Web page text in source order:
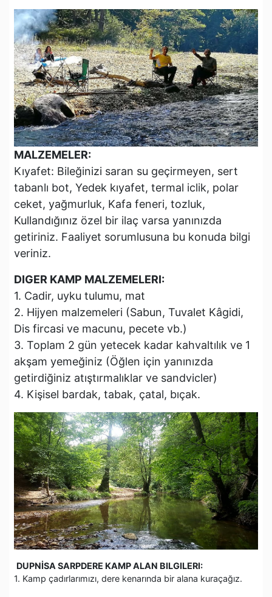
MALZEMELER:
Kıyafet: Bileğinizi saran su geçirmeyen, sert
tabanlı bot, Yedek kıyafet, termal iclik, polar
ceket, yağmurluk, Kafa feneri, tozluk,
Kullandığınız özel bir ilaç varsa yanınızda
getiriniz. Faaliyet sorumlusuna bu konuda bilgi
veriniz.
DIGER KAMP MALZEMELERI:
1. Cadir, uyku tulumu, mat
2. Hijyen malzemeleri (Sabun, Tuvalet Kâgidi,
Dis fircasi ve macunu, pecete vb.)
3. Toplam 2 gün yetecek kadar kahvaltılık ve 1
akşam yemeğiniz (Öğlen için yanınızda
getirdiğiniz atıştırmalıklar ve sandvicler)
4. Kişisel bardak, tabak, çatal, bıçak.
DUPNİSA SARPDERE KAMP ALAN BILGILERI:
1. Kamp çadırlarımızı, dere kenarında bir alana kuraçağız.